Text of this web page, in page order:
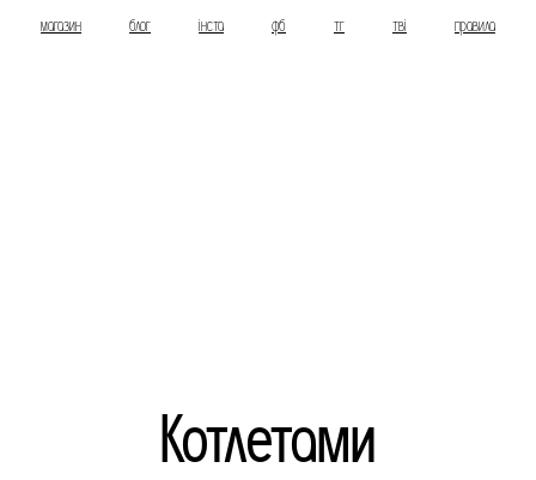
магазин блог інста фб тг тві правила
Котлетами